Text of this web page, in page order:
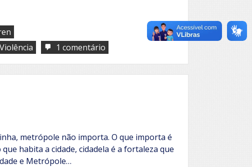
Violência 1 comentário
Florão
da
América
metrópole não importa. O que importa é
que habita a cidade, cidadela é a fortaleza que
e Metrópole…